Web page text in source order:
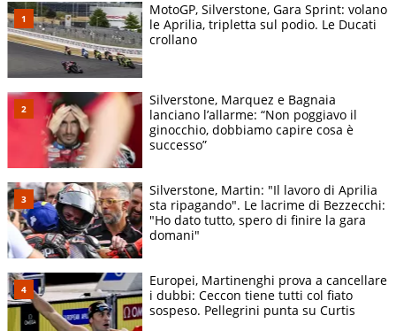
MotoGP, Silverstone, Gara Sprint: volano
le Aprilia, tripletta sul podio. Le Ducati
crollano
Silverstone, Marquez e Bagnaia
lanciano l’allarme: “Non poggiavo il
ginocchio, dobbiamo capire cosa è
successo”
Silverstone, Martin: "Il lavoro di Aprilia
sta ripagando". Le lacrime di Bezzecchi:
"Ho dato tutto, spero di finire la gara
domani"
Europei, Martinenghi prova a cancellare
i dubbi: Ceccon tiene tutti col fiato
sospeso. Pellegrini punta su Curtis